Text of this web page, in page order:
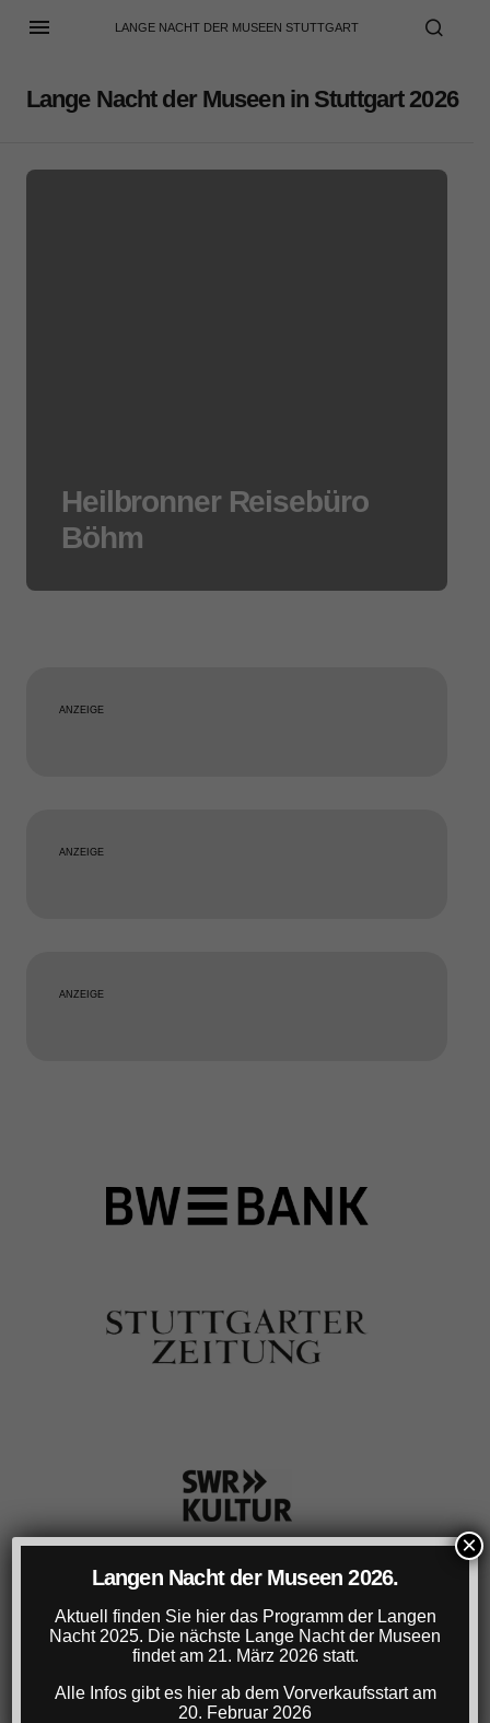
LANGE NACHT DER MUSEEN STUTTGART
Lange Nacht der Museen in Stuttgart 2026
Heilbronner Reisebüro
Böhm
ANZEIGE
ANZEIGE
ANZEIGE
Langen Nacht der Museen 2026.
Aktuell finden Sie hier das Programm der Langen
Nacht 2025. Die nächste Lange Nacht der Museen
findet am 21. März 2026 statt.
Alle Infos gibt es hier ab dem Vorverkaufsstart am
20. Februar 2026
×